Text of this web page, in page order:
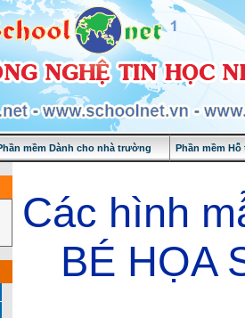
mềm Dành cho nhà trường Phần mềm
Các hình
BÉ HỌA